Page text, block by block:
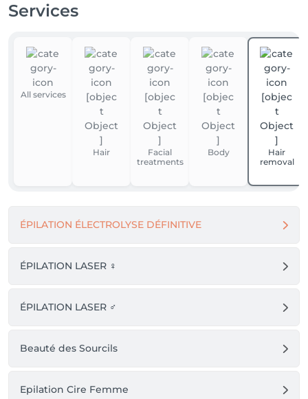
équilibre, une attention, un respect pour chaque
Services
All services
Hair
Facial
treatments
Body
Hair
removal
ÉPILATION ÉLECTROLYSE DÉFINITIVE
ÉPILATION LASER ♀️
ÉPILATION LASER ♂️
Beauté des Sourcils
Epilation Cire Femme